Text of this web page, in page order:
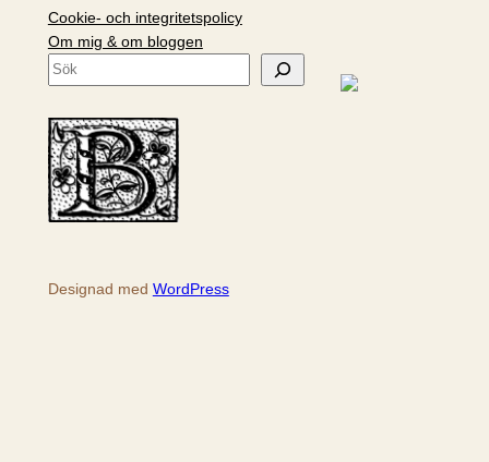
Cookie- och integritetspolicy
Om mig & om bloggen
S
k
Designad med WordPress